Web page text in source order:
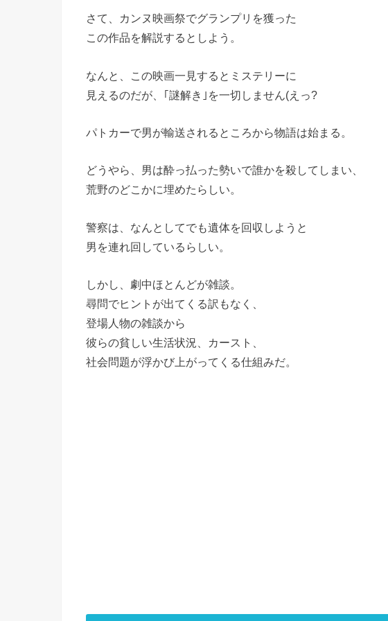
さて、カンヌ映画祭でグランプリを獲った
この作品を解説するとしよう。
なんと、この映画一見するとミステリーに
見えるのだが、｢謎解き｣を一切しません(えっ?
パトカーで男が輸送されるところから物語は始まる。
どうやら、男は酔っ払った勢いで誰かを殺してしまい、
荒野のどこかに埋めたらしい。
警察は、なんとしてでも遺体を回収しようと
男を連れ回しているらしい。
しかし、劇中ほとんどが雑談。
尋問でヒントが出てくる訳もなく、
登場人物の雑談から
彼らの貧しい生活状況、カースト、
社会問題が浮かび上がってくる仕組みだ。